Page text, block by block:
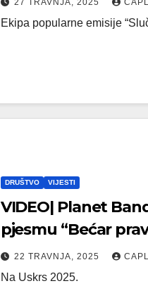
27 TRAVNJA, 2025
Ekipa popularne emisije
DRUŠTVO VIJESTI
VIDEO| Planet
pjesmu “Bećar
22 TRAVNJA, 2025
Na Uskrs 2025.